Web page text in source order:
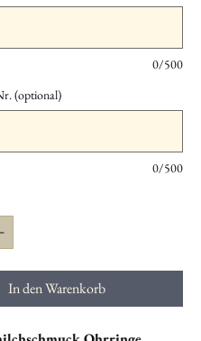
0/500
(optional)
0/500
In den Warenkorb